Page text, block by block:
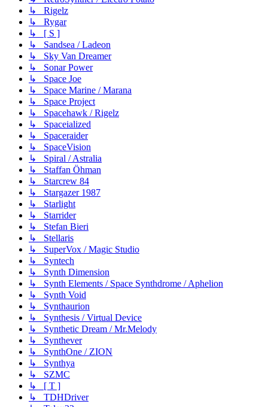
↳ Rigelz
↳ Rygar
↳ [ S ]
↳ Sandsea / Ladeon
↳ Sky Van Dreamer
↳ Sonar Power
↳ Space Joe
↳ Space Marine / Marana
↳ Space Project
↳ Spacehawk / Rigelz
↳ Spaceialized
↳ Spaceraider
↳ SpaceVision
↳ Spiral / Astralia
↳ Staffan Öhman
↳ Starcrew 84
↳ Stargazer 1987
↳ Starlight
↳ Starrider
↳ Stefan Bieri
↳ Stellaris
↳ SuperVox / Magic Studio
↳ Syntech
↳ Synth Dimension
↳ Synth Elements / Space Synthdrome / Aphelion
↳ Synth Void
↳ Synthaurion
↳ Synthesis / Virtual Device
↳ Synthetic Dream / Mr.Melody
↳ Synthever
↳ SynthOne / ZION
↳ Synthya
↳ SZMC
↳ [ T ]
↳ TDHDriver